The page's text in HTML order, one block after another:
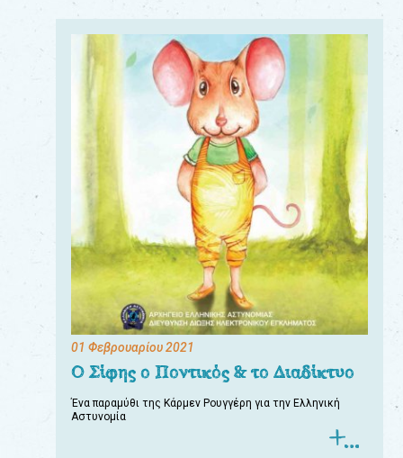
01 Φεβρουαρίου 2021
Ο Σίφης ο Ποντικός & το Διαδίκτυο
Ένα παραμύθι της Κάρμεν Ρουγγέρη για την Ελληνική
Αστυνομία